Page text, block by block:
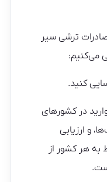
ترشی سیر
می‌کنیم:
کنید.
در کشورهای
و ارزیابی
به هر کشور از